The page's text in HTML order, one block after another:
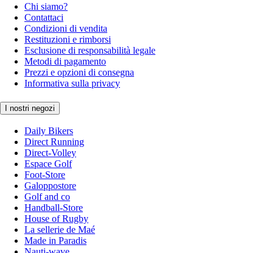
Chi siamo?
Contattaci
Condizioni di vendita
Restituzioni e rimborsi
Esclusione di responsabilità legale
Metodi di pagamento
Prezzi e opzioni di consegna
Informativa sulla privacy
I nostri negozi
Daily Bikers
Direct Running
Direct-Volley
Espace Golf
Foot-Store
Galoppostore
Golf and co
Handball-Store
House of Rugby
La sellerie de Maé
Made in Paradis